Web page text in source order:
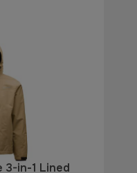
3-in-1 Lined